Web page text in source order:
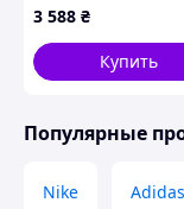
3 588 ₴
Купить
Популярные
Nike Adidas